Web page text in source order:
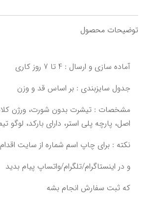
توضیحات محصول
اصل،‌ ‌پارچه پلی استر، دارای بارکد، لوگو تیم دوخت‌‌‌،‌ قواره آزاد‌‌
و در اینستاگرام/تلگرام/واتساپ پیام بدید‌
‌که ثبت سفارش انجام بشه‌‌‌